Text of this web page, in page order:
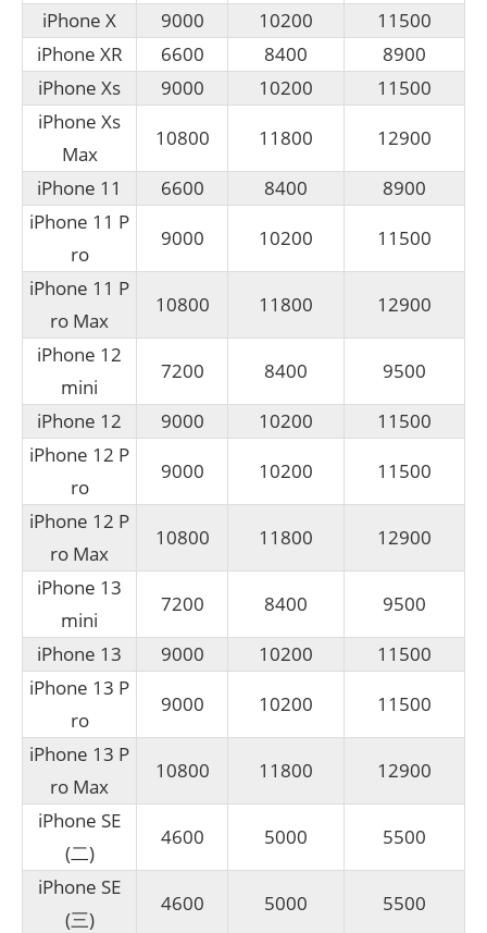
iPhone X
9000 10200
11500
iPhone XR
6600 8400
8900
iPhone Xs
9000 10200
11500
iPhone Xs
Max
10800 11800
12900
iPhone 11
6600 8400
8900
iPhone 11 P
ro
9000 10200
11500
iPhone 11 P
ro Max
10800 11800
12900
iPhone 12
mini
7200 8400
9500
iPhone 12
9000 10200
11500
iPhone 12 P
ro
9000 10200
11500
iPhone 12 P
ro Max
10800 11800
12900
iPhone 13
mini
7200 8400
9500
iPhone 13
9000 10200
11500
iPhone 13 P
ro
9000 10200
11500
iPhone 13 P
ro Max
10800 11800
12900
iPhone SE
(二)
4600 5000
5500
iPhone SE
(三)
4600 5000 5500